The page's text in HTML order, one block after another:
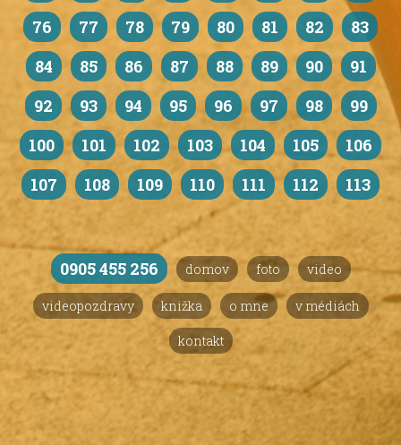
76
77 78 79 80 81 82
83
84
85 86 87 88 89 90
91
92
93 94 95 96 97 98
99
100
101 102 103 104 105
106
107
108 109 110 111 112 113
0905 455 256 domov foto video
videopozdravy knižka o mne v médiách
kontakt